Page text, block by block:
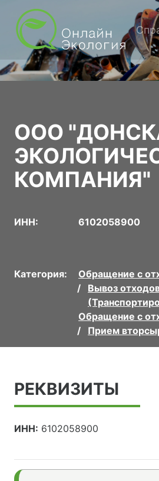
ООО
КОМПАНИЯ"
ИНН: 6102058900
Категория:
Обращение с
Вывоз
Обращение с
Прием
РЕКВИЗИТЫ
ИНН: 6102058900